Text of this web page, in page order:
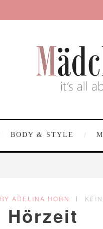
BODY & STYLE
BY ADELINA HORN
Hörzeit